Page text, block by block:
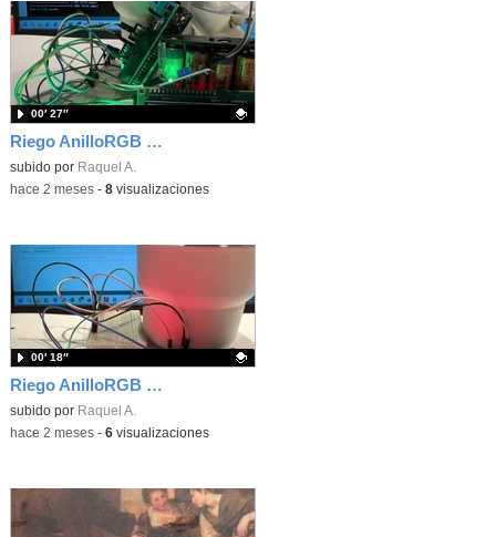
Riego AnilloRGB LCD Bomba con Arduino
Contenido educativo.
subido por Raquel A.
00′ 27″
-hace 2 meses- 8visualizaciones
Riego AnilloRGB con Arduino
Contenido educativo.
subido por Raquel A.
00′ 18″
-hace 2 meses- 6visualizaciones